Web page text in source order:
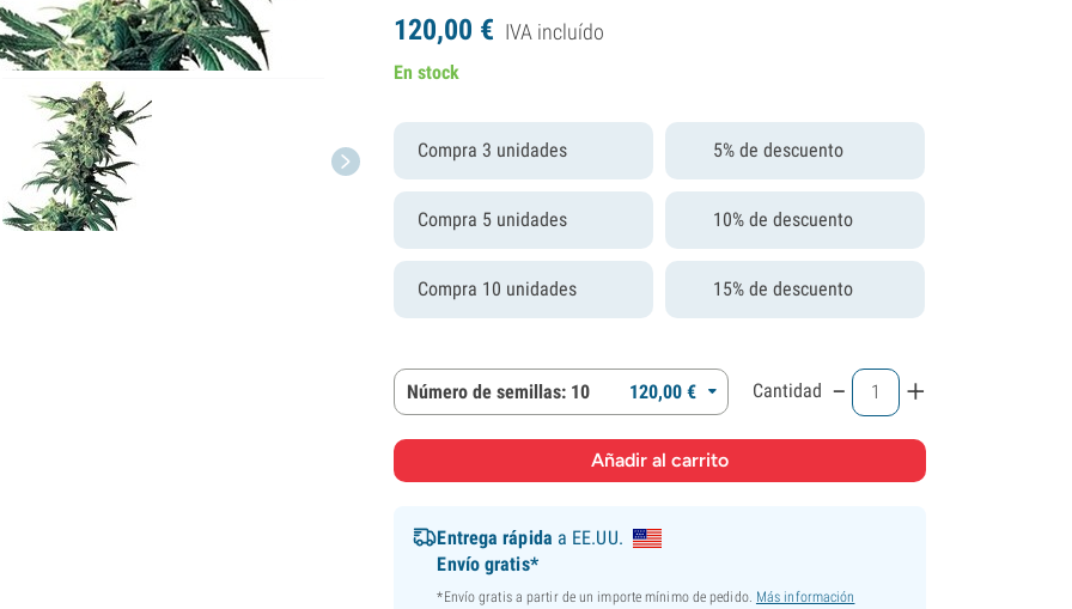
120,00 € IVA incluído
En stock
Compra 3 unidades 5% de descuento
Compra 5 unidades 10% de descuento
Compra 10 unidades 15% de descuento
Número de semillas: 10 120,00 € Cantidad - +
Entrega rápida a EE.UU.
Envío gratis*
*Envío gratis a partir de un importe mínimo de pedido. Más información